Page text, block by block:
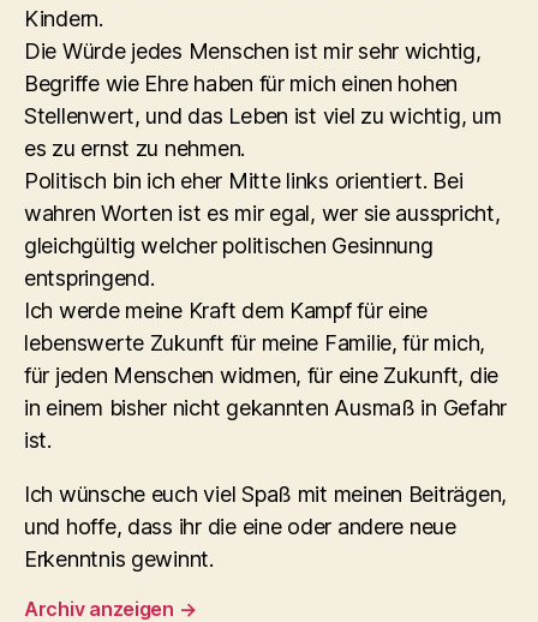
Kindern.
Die Würde jedes Menschen ist mir sehr wichtig,
Begriffe wie Ehre haben für mich einen hohen
Stellenwert, und das Leben ist viel zu wichtig, um
es zu ernst zu nehmen.
Politisch bin ich eher Mitte links orientiert. Bei
wahren Worten ist es mir egal, wer sie ausspricht,
gleichgültig welcher politischen Gesinnung
entspringend.
Ich werde meine Kraft dem Kampf für eine
lebenswerte Zukunft für meine Familie, für mich,
für jeden Menschen widmen, für eine Zukunft, die
in einem bisher nicht gekannten Ausmaß in Gefahr
ist.
Ich wünsche euch viel Spaß mit meinen Beiträgen,
und hoffe, dass ihr die eine oder andere neue
Erkenntnis gewinnt.
Archiv anzeigen →